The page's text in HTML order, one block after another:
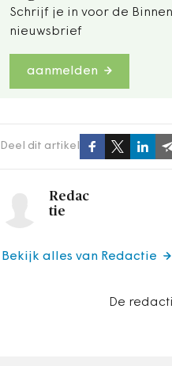
Schrijf je in voor de
nieuwsbrief
aanmelden
Deel dit artikel
Redac
tie
De
Bekijk alles van Redactie